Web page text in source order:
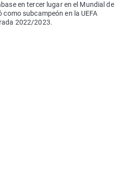
en tercer lugar en el Mundial de
subcampeón en la UEFA
2022/2023.